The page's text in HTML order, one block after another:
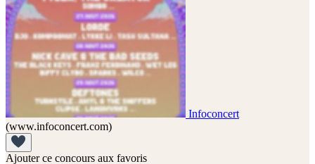
Infoconcert
(www.infoconcert.com)
Ajouter ce concours aux favoris